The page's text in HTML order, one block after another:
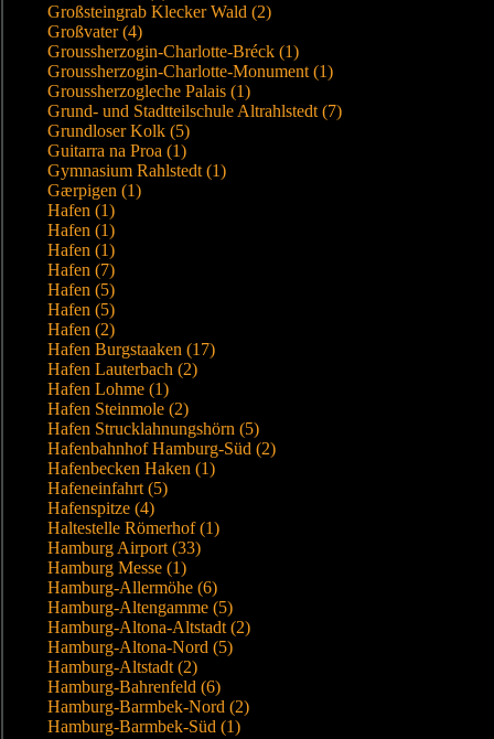
Großsteingrab Klecker Wald (2)
Großvater (4)
Groussherzogin-Charlotte-Bréck (1)
Groussherzogin-Charlotte-Monument (1)
Groussherzogleche Palais (1)
Grund- und Stadtteilschule Altrahlstedt (7)
Grundloser Kolk (5)
Guitarra na Proa (1)
Gymnasium Rahlstedt (1)
Gærpigen (1)
Hafen (1)
Hafen (1)
Hafen (1)
Hafen (7)
Hafen (5)
Hafen (5)
Hafen (2)
Hafen Burgstaaken (17)
Hafen Lauterbach (2)
Hafen Lohme (1)
Hafen Steinmole (2)
Hafen Strucklahnungshörn (5)
Hafenbahnhof Hamburg-Süd (2)
Hafenbecken Haken (1)
Hafeneinfahrt (5)
Hafenspitze (4)
Haltestelle Römerhof (1)
Hamburg Airport (33)
Hamburg Messe (1)
Hamburg-Allermöhe (6)
Hamburg-Altengamme (5)
Hamburg-Altona-Altstadt (2)
Hamburg-Altona-Nord (5)
Hamburg-Altstadt (2)
Hamburg-Bahrenfeld (6)
Hamburg-Barmbek-Nord (2)
Hamburg-Barmbek-Süd (1)